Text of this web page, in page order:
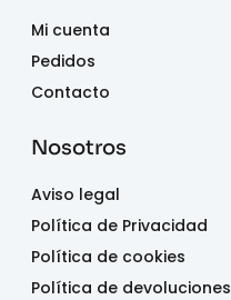
Mi cuenta
Pedidos
Contacto
Nosotros
Aviso legal
Política de Privacidad
Política de cookies
Política de devoluciones